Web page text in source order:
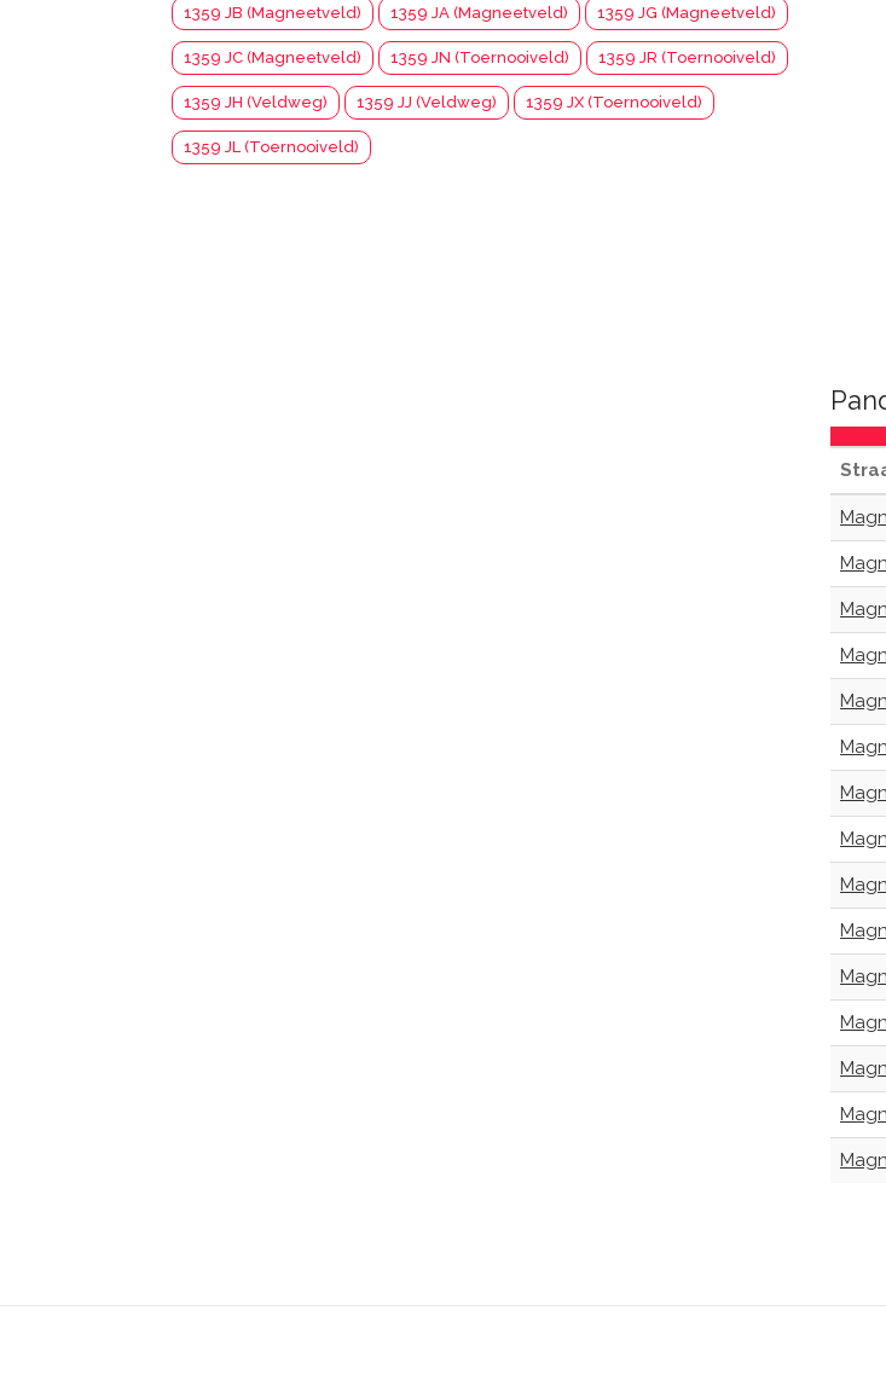
1359 JB (Magneetveld) 1359 JA (Magneetveld) 1359 JG (Magneetveld)
1359 JC (Magneetveld) 1359 JN (Toernooiveld) 1359 JR (Toernooiveld)
1359 JH (Veldweg) 1359 JJ (Veldweg) 1359 JX (Toernooiveld)
1359 JL (Toernooiveld)